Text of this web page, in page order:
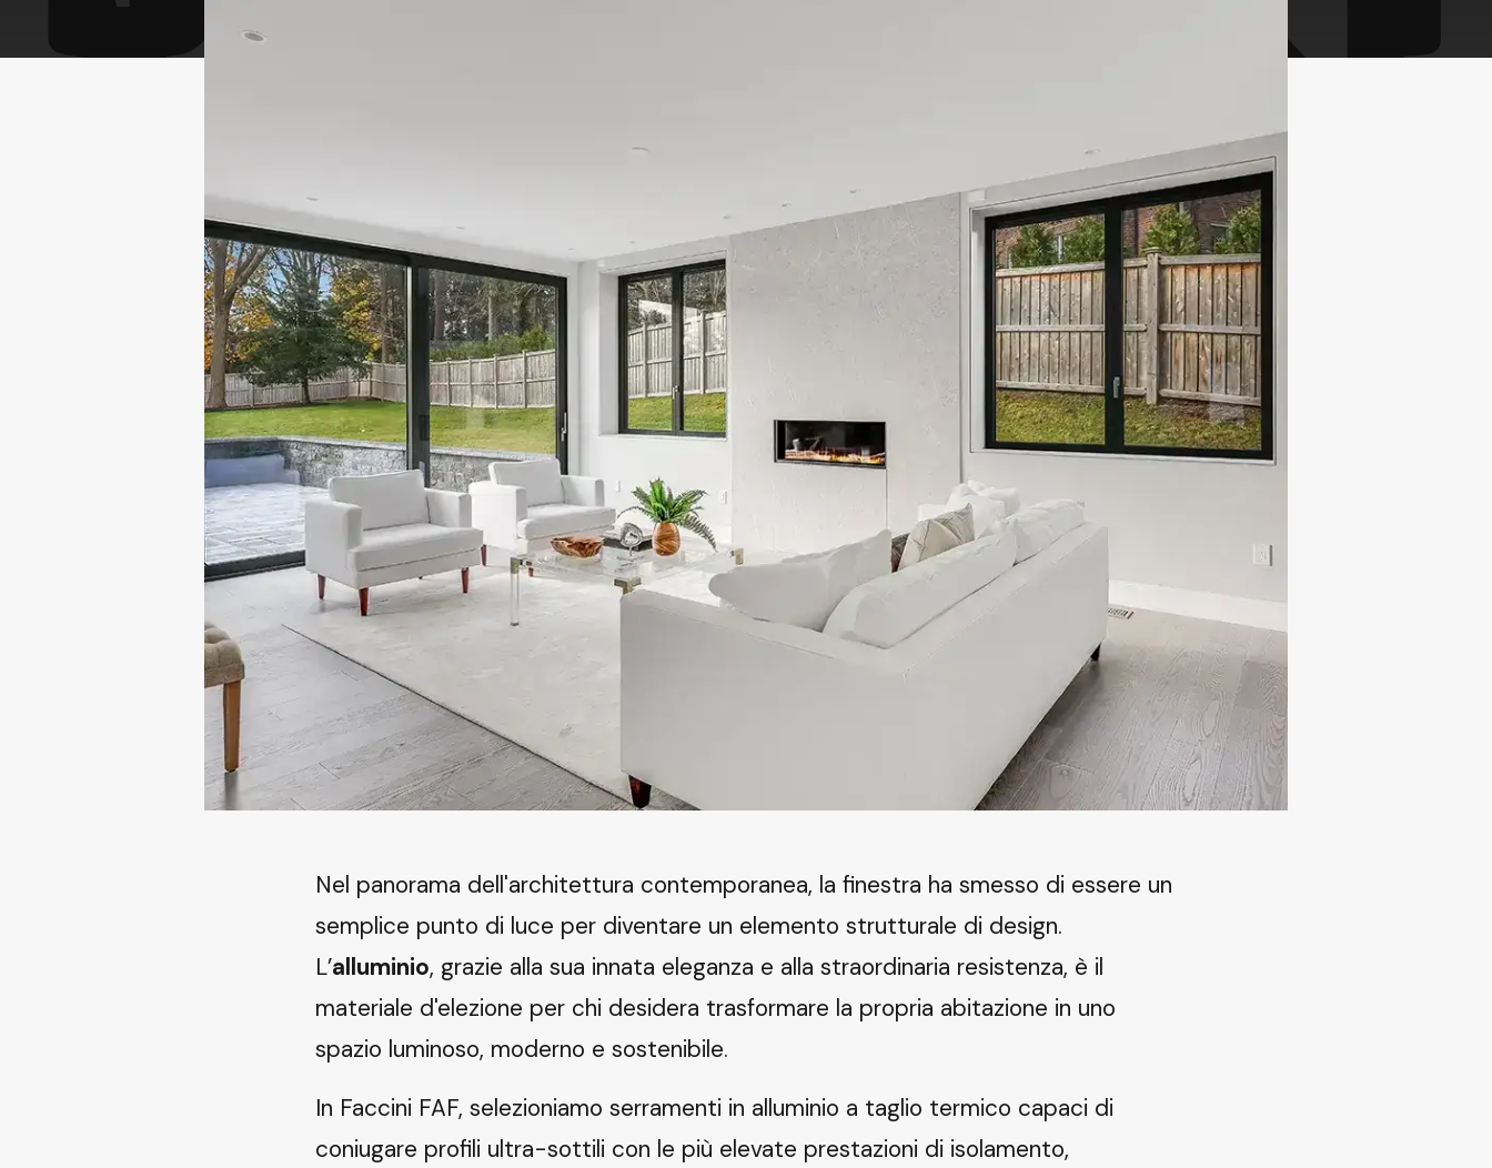
Nel panorama dell'architettura contemporanea, la finestra ha smesso di essere un
semplice punto di luce per diventare un elemento strutturale di design.
L’alluminio, grazie alla sua innata eleganza e alla straordinaria resistenza, è il
materiale d'elezione per chi desidera trasformare la propria abitazione in uno
spazio luminoso, moderno e sostenibile.
In Faccini FAF, selezioniamo serramenti in alluminio a taglio termico capaci di
coniugare profili ultra-sottili con le più elevate prestazioni di isolamento,